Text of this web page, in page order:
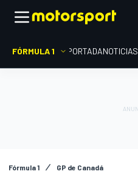
FÓRMULA 1 PORTADANOTICIAS
Fórmula 1 GP de Canadá